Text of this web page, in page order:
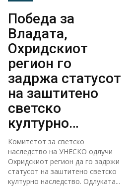
Победа за
Владата,
Охридскиот
регион го
задржа статусот
на заштитено
светско
културно
наследство
Комитетот за светско
наследство на УНЕСКО одлучи
Охридскиот регион да го задржи
статусот на заштитено светско
културно наследство. Одлуката...